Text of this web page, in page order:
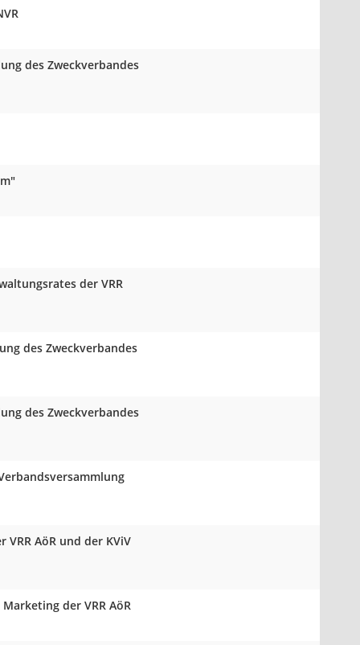
des Zweckverbandes
der VRR
des Zweckverbandes
des Zweckverbandes
AöR und der KViV
der VRR AöR